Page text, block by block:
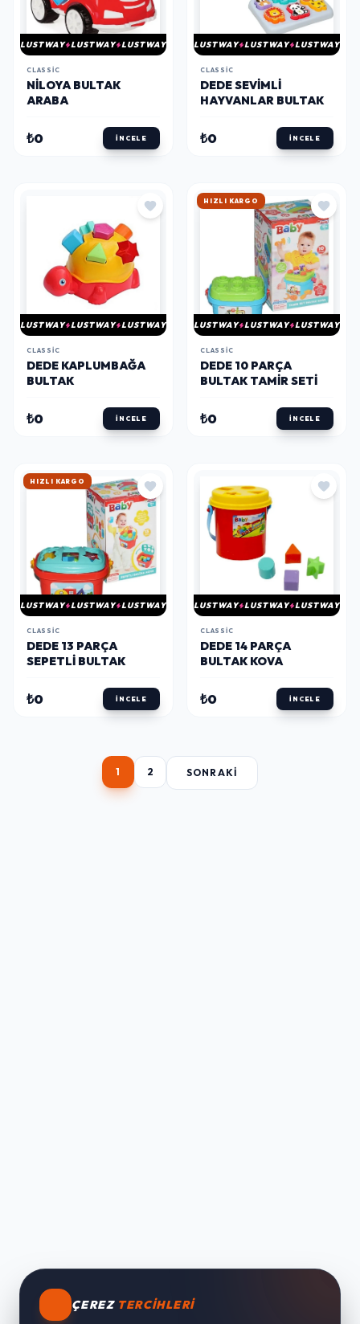
LUSTWAY LUSTWAY LUSTWAY
CLASSIC
NILOYA BULTAK
ARABA
₺0 İNCELE
LUSTWAY LUSTWAY LUSTWAY
CLASSIC
DEDE SEVIMLI
HAYVANLAR BULTAK
₺0 İNCELE
LUSTWAY LUSTWAY LUSTWAY
CLASSIC
DEDE KAPLUMBAĞA
BULTAK
₺0 İNCELE
HIZLI KARGO
LUSTWAY LUSTWAY LUSTWAY
CLASSIC
DEDE 10 PARÇA
BULTAK TAMIR SETI
₺0 İNCELE
HIZLI KARGO
LUSTWAY LUSTWAY LUSTWAY
CLASSIC
DEDE 13 PARÇA
SEPETLI BULTAK
₺0 İNCELE
LUSTWAY LUSTWAY LUSTWAY
CLASSIC
DEDE 14 PARÇA
BULTAK KOVA
₺0 İNCELE
1 2 SONRAKI
ÇEREZ TERCIHLERI